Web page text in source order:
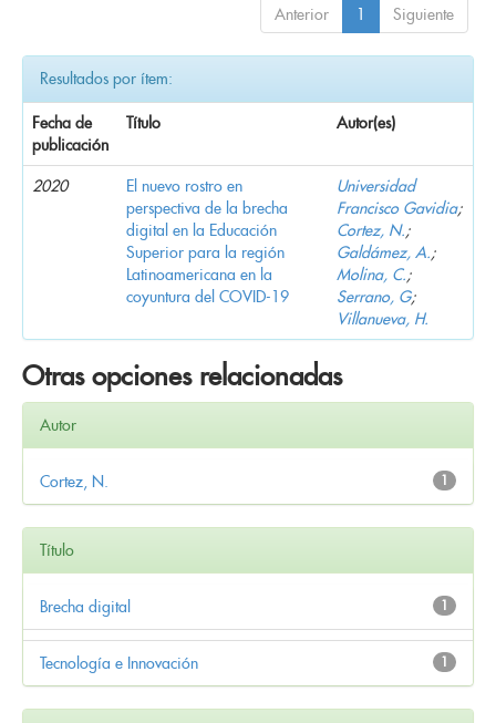
Anterior 1 Siguiente
Resultados por ítem:
Fecha de
publicación
Título Autor(es)
2020
El nuevo rostro en
perspectiva de la brecha
digital en la Educación
Superior para la región
Latinoamericana en la
coyuntura del COVID-19
Universidad
Francisco Gavidia;
Cortez, N.;
Galdámez, A.;
Molina, C.;
Serrano, G;
Villanueva, H.
Otras opciones relacionadas
Autor
1
Cortez, N.
Título
1
Brecha digital
1
Tecnología e Innovación